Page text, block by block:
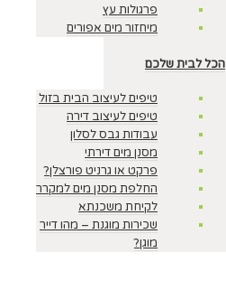
פרגולות עץ
מיחזור מים אפורים
הכל לבית שלכם
טיפים לעיצוב הבית בזול
טיפים לעיצוב דירה
עבודות גבס לסלון
מסנן מים דירתי
פרקט או גרניט פורצלן?
החלפת מסנן מים למקרר
לקיחת משכנתא
שכירות מוגנת – מהו דייר
מוגן?